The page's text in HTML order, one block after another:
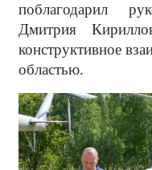
поблагодарил
Дмитрия
конструктивное
областью.